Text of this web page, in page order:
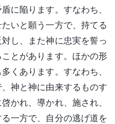
に陥ります。すなわち、
いと願う一方で、持てる
し、また神に忠実を誓っ
とがあります。ほかの形
くあります。すなわち、
神と神に由来するものす
かれ、導かれ、施され、
一方で、自分の逃げ道を